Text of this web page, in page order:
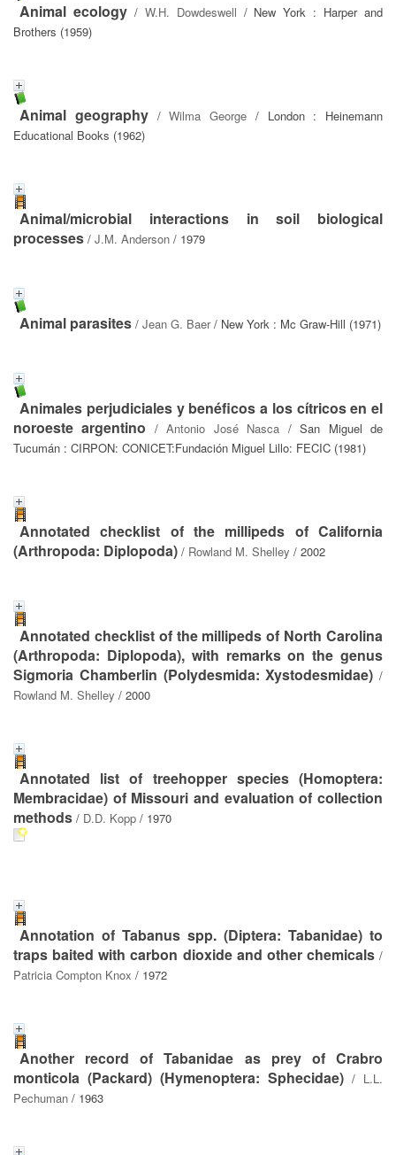
Animal ecology/ W.H. Dowdeswell / New York : Harper and
Brothers (1959)
Animal geography/Wilma George / London : Heinemann
Educational Books (1962)
Animal/microbial interactions in soil biological
processes / J.M. Anderson / 1979
Animal parasites / Jean G. Baer/ New York : Mc Graw-Hill (1971)
Animales perjudiciales y benéficos a los cítricos en el
noroeste argentino /Antonio José Nasca / San Miguel de
Tucumán : CIRPON: CONICET:Fundación Miguel Lillo: FECIC (1981)
Annotated checklist of the millipeds of California
(Arthropoda: Diplopoda) / Rowland M. Shelley / 2002
Annotated checklist of the millipeds of North Carolina
(Arthropoda: Diplopoda), with remarks on the genus
Sigmoria Chamberlin (Polydesmida: Xystodesmidae) /
Rowland M. Shelley / 2000
Annotated list of treehopper species (Homoptera:
Membracidae) of Missouri and evaluation of collection
methods / D.D. Kopp / 1970
Annotation of Tabanus spp. (Diptera: Tabanidae) to
traps baited with carbon dioxide and other chemicals/
Patricia Compton Knox / 1972
Another record of Tabanidae as prey of Crabro
monticola (Packard) (Hymenoptera: Sphecidae) / L.L.
Pechuman / 1963